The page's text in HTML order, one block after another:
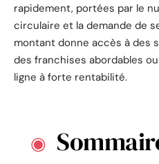
rapidement, portées par le
circulaire et la demande de
montant donne accès à des
des franchises abordables
ligne à forte rentabilité.